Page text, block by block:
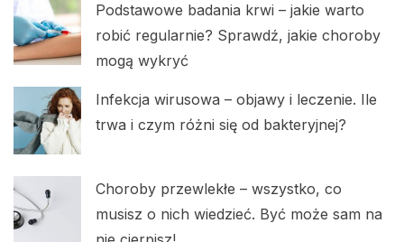
Podstawowe badania krwi – jakie warto
robić regularnie? Sprawdź, jakie choroby
mogą wykryć
Infekcja wirusowa – objawy i leczenie. Ile
trwa i czym różni się od bakteryjnej?
Choroby przewlekłe – wszystko, co
musisz o nich wiedzieć. Być może sam na